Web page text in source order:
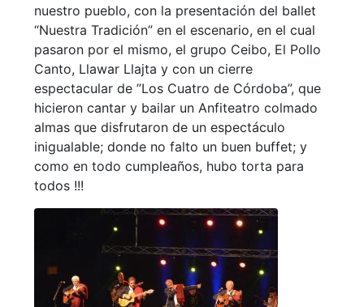
nuestro pueblo, con la presentación del ballet
“Nuestra Tradición” en el escenario, en el cual
pasaron por el mismo, el grupo Ceibo, El Pollo
Canto, Llawar Llajta y con un cierre
espectacular de ”Los Cuatro de Córdoba”, que
hicieron cantar y bailar un Anfiteatro colmado
almas que disfrutaron de un espectáculo
inigualable; donde no falto un buen buffet; y
como en todo cumpleaños, hubo torta para
todos !!!